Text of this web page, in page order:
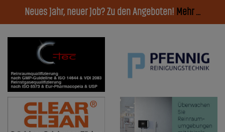
Neues Jahr, neuer Job? Zu den Angeboten! Mehr ...